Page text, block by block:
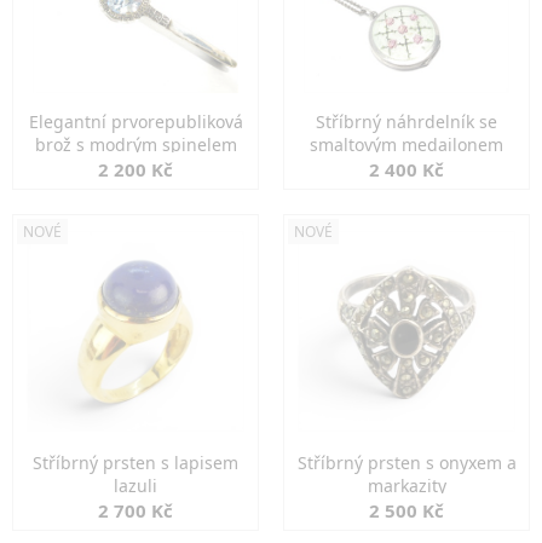
Elegantní prvorepubliková
brož s modrým spinelem
2 200 Kč
Stříbrný náhrdelník se
smaltovým medailonem
2 400 Kč
NOVÉ
Stříbrný prsten s lapisem
lazuli
2 700 Kč
NOVÉ
Stříbrný prsten s onyxem a
markazity
2 500 Kč